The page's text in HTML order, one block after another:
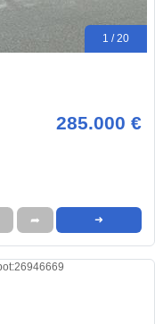
1 / 20
285.000 €
➦ ➜